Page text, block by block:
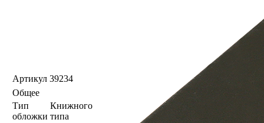
Артикул 39234
Общее
Тип
обложки
Книжного
типа